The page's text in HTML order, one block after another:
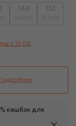
c 13:00
кешбэк для